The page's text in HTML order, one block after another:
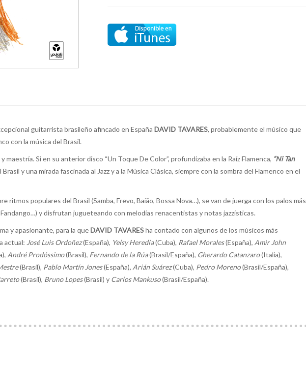
guitarrista brasileño afincado en España DAVID TAVARES, probablemente el músico que
con la música del Brasil.
Si en su anterior disco “Un Toque De Color”, profundizaba en la Raíz Flamenca, “Ni Tan
y una mirada fascinada al Jazz y a la Música Clásica, siempre con la sombra del Flamenco en el
ritmos populares del Brasil (Samba, Frevo, Baião, Bossa Nova…), se van de juerga con los palos más
y disfrutan jugueteando con melodías renacentistas y notas jazzísticas.
y apasionante, para la queDAVID TAVARESha contado con algunos de los músicos más
actual: José Luis Ordoñez(España), Yelsy Heredia(Cuba), Rafael Morales(España), Amir John
André Prodóssimo(Brasil), Fernando de la Rúa(Brasil/España), Gherardo Catanzaro(Italia),
(Brasil), Pablo Martín Jones(España), Arián Suárez(Cuba), Pedro Moreno(Brasil/España),
(Brasil), Bruno Lopes(Brasil) y Carlos Mankuso(Brasil/España).